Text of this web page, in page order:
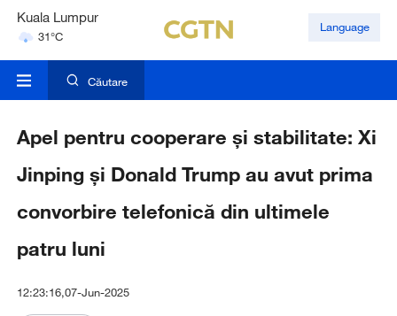
Kuala Lumpur
31°C
Singapore
Language
Căutare
Apel pentru cooperare și stabilitate: Xi
Jinping și Donald Trump au avut prima
convorbire telefonică din ultimele
patru luni
12:23:16,07-Jun-2025